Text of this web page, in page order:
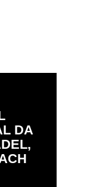
DA